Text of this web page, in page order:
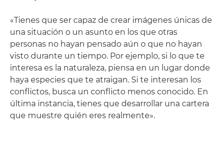
«Tienes que ser capaz de crear imágenes únicas de
una situación o un asunto en los que otras
personas no hayan pensado aún o que no hayan
visto durante un tiempo. Por ejemplo, si lo que te
interesa es la naturaleza, piensa en un lugar donde
haya especies que te atraigan. Si te interesan los
conflictos, busca un conflicto menos conocido. En
última instancia, tienes que desarrollar una cartera
que muestre quién eres realmente».